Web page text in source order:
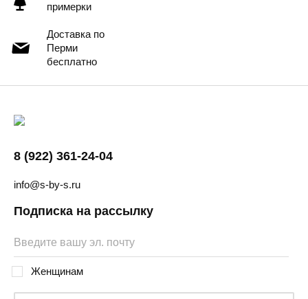
примерки
Доставка по
Перми
бесплатно
8 (922) 361-24-04
info@s-by-s.ru
Подписка на рассылку
Женщинам